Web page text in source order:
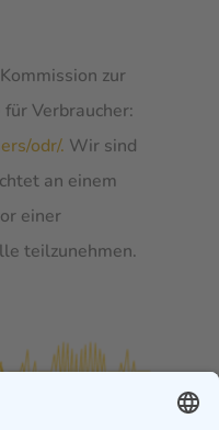
zur
Verbraucher:
odr/. Wir sind
an einem
einer
teilzunehmen.